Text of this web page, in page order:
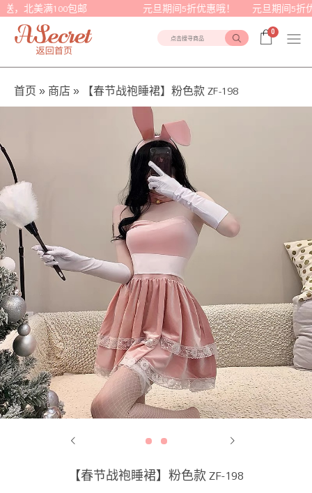
送，北美满100包邮 元旦期间5折优惠哦！ 元旦期间
点击搜寻商品
0
首页»商店» 【春节战袍睡裙】粉色款 ZF-198
【春节战袍睡裙】粉色款 ZF-198